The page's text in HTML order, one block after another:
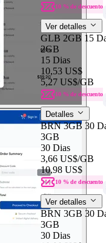
10 % de descuento
Ver detalles
GLB 2GB 15
2GB
15 Dias
10,53 US$
5,27 US$/GB
10 % de descuento
Detalles
BRN 3GB 30
3GB
30 Dias
3,66 US$/GB
10,98 US$
10 % de descuento
Ver detalles
BRN 3GB 30
3GB
30 Dias